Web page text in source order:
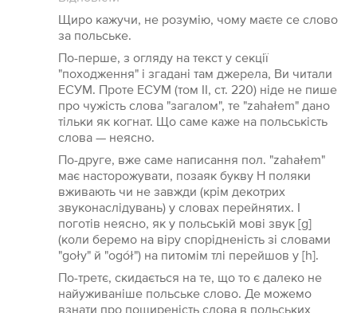
Щиро кажучи, не розумію, чому маєте се слово
за польське.
По-перше, з огляду на текст у секції
"походження" і згадані там джерела, Ви читали
ЕСУМ. Проте ЕСУМ (том II, ст. 220) ніде не пише
про чужість слова "загалом", те "zahałem" дано
тільки як когнат. Що саме каже на польськість
слова — неясно.
По-друге, вже саме написання пол. "zahałem"
має насторожувати, позаяк букву H поляки
вживають чи не завжди (крім декотрих
звуконаслідувань) у словах перейнятих. І
поготів неясно, як у польській мові звук [g]
(коли беремо на віру спорідненість зі словами
"goły" й "ogół") на питомім тлі перейшов у [h].
По-третє, скидається на те, що то є далеко не
найуживаніше польське слово. Де можемо
взнати про поширеність слова в польських